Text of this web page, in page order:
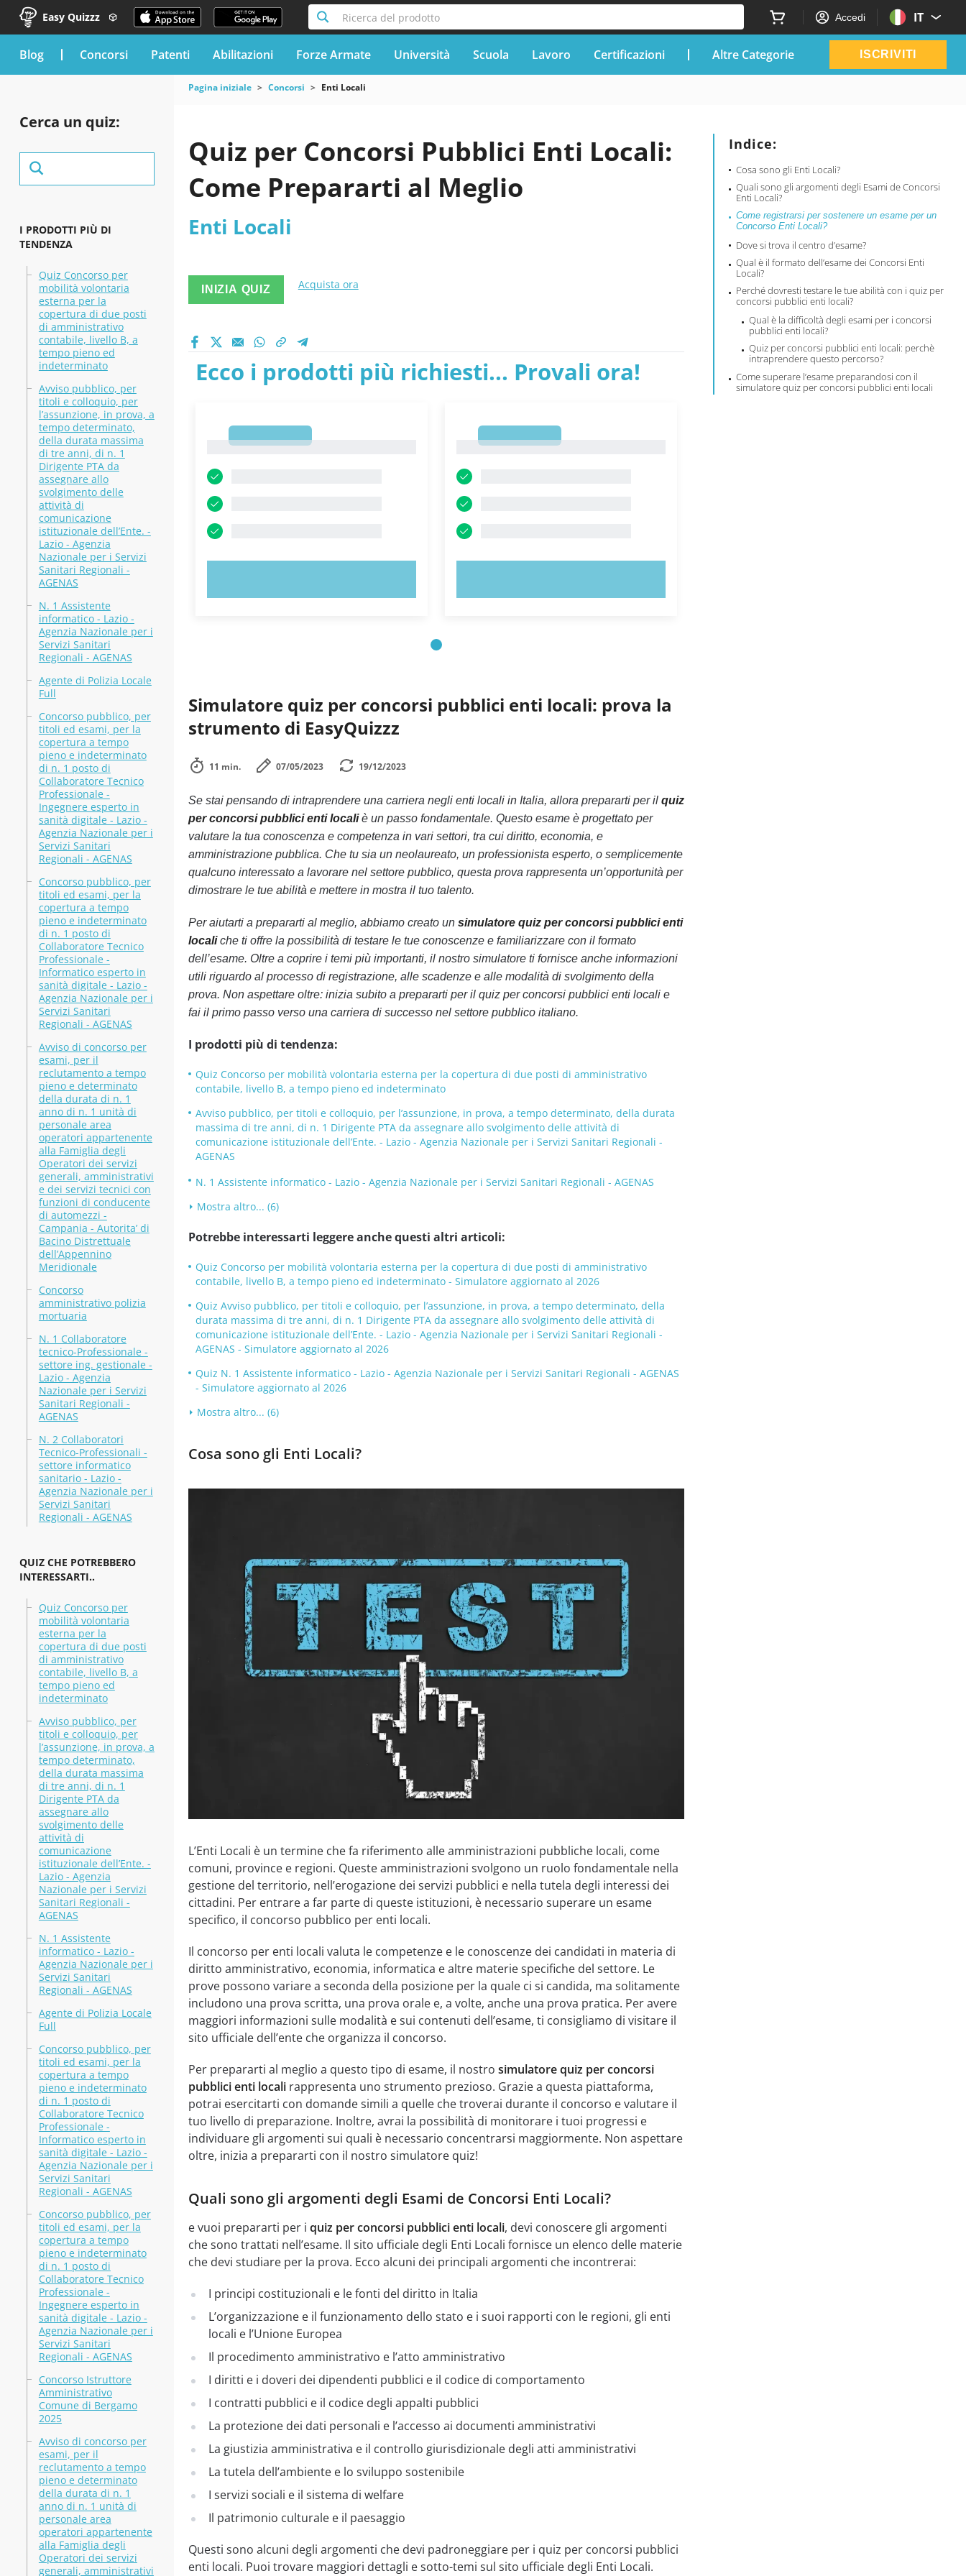
Easy Quizzz Ricerca del prodotto Accedi IT
blog Concorsi Patenti Abilitazioni Forze Armate Università Scuola Lavoro Certificazioni Altre Categorie ISCRIVITI
Cerca un quiz:
I PRODOTTI PIÙ DI
TENDENZA
Quiz Concorso per
mobilità volontaria
esterna per la
copertura di due posti
di amministrativo
contabile, livello B, a
tempo pieno ed
indeterminato
Avviso pubblico, per
titoli e colloquio, per
l’assunzione, in prova, a
tempo determinato,
della durata massima
di tre anni, di n. 1
Dirigente PTA da
assegnare allo
svolgimento delle
attività di
comunicazione
istituzionale dell’Ente. -
Lazio - Agenzia
Nazionale per i Servizi
Sanitari Regionali -
AGENAS
N. 1 Assistente
informatico - Lazio -
Agenzia Nazionale per i
Servizi Sanitari
Regionali - AGENAS
Agente di Polizia Locale
Full
Concorso pubblico, per
titoli ed esami, per la
copertura a tempo
pieno e indeterminato
di n. 1 posto di
Collaboratore Tecnico
Professionale -
Ingegnere esperto in
sanità digitale - Lazio -
Agenzia Nazionale per i
Servizi Sanitari
Regionali - AGENAS
Concorso pubblico, per
titoli ed esami, per la
copertura a tempo
pieno e indeterminato
di n. 1 posto di
Collaboratore Tecnico
Professionale -
Informatico esperto in
sanità digitale - Lazio -
Agenzia Nazionale per i
Servizi Sanitari
Regionali - AGENAS
Avviso di concorso per
esami, per il
reclutamento a tempo
pieno e determinato
della durata di n. 1
anno di n. 1 unità di
personale area
operatori appartenente
alla Famiglia degli
Operatori dei servizi
generali, amministrativi
e dei servizi tecnici con
funzioni di conducente
di automezzi -
Campania - Autorita’ di
Bacino Distrettuale
dell’Appennino
Meridionale
Concorso
amministrativo polizia
mortuaria
N. 1 Collaboratore
tecnico-Professionale -
settore ing. gestionale -
Lazio - Agenzia
Nazionale per i Servizi
Sanitari Regionali -
AGENAS
N. 2 Collaboratori
Tecnico-Professionali -
settore informatico
sanitario - Lazio -
Agenzia Nazionale per i
Servizi Sanitari
Regionali - AGENAS
QUIZ CHE POTREBBERO
INTERESSARTI..
Quiz Concorso per
mobilità volontaria
esterna per la
copertura di due posti
di amministrativo
contabile, livello B, a
tempo pieno ed
indeterminato
Avviso pubblico, per
titoli e colloquio, per
l’assunzione, in prova, a
tempo determinato,
della durata massima
di tre anni, di n. 1
Dirigente PTA da
assegnare allo
svolgimento delle
attività di
comunicazione
istituzionale dell’Ente. -
Lazio - Agenzia
Nazionale per i Servizi
Sanitari Regionali -
AGENAS
N. 1 Assistente
informatico - Lazio -
Agenzia Nazionale per i
Servizi Sanitari
Regionali - AGENAS
Agente di Polizia Locale
Full
Concorso pubblico, per
titoli ed esami, per la
copertura a tempo
pieno e indeterminato
di n. 1 posto di
Collaboratore Tecnico
Professionale -
Informatico esperto in
sanità digitale - Lazio -
Agenzia Nazionale per i
Servizi Sanitari
Regionali - AGENAS
Concorso pubblico, per
titoli ed esami, per la
copertura a tempo
pieno e indeterminato
di n. 1 posto di
Collaboratore Tecnico
Professionale -
Ingegnere esperto in
sanità digitale - Lazio -
Agenzia Nazionale per i
Servizi Sanitari
Regionali - AGENAS
Concorso Istruttore
Amministrativo
Comune di Bergamo
2025
Avviso di concorso per
esami, per il
reclutamento a tempo
pieno e determinato
della durata di n. 1
anno di n. 1 unità di
personale area
operatori appartenente
alla Famiglia degli
Operatori dei servizi
generali, amministrativi
Pagina iniziale Concorsi Enti Locali
Indice:
Cosa sono gli Enti Locali?
Quali sono gli argomenti degli Esami de Concorsi
Enti Locali?
Come registrarsi per sostenere un esame per un
Concorso Enti Locali?
Dove si trova il centro d’esame?
Qual è il formato dell’esame dei Concorsi Enti
Locali?
Perché dovresti testare le tue abilità con i quiz per
concorsi pubblici enti locali?
Qual è la difficoltà degli esami per i concorsi
pubblici enti locali?
Quiz per concorsi pubblici enti locali: perchè
intraprendere questo percorso?
Come superare l’esame preparandosi con il
simulatore quiz per concorsi pubblici enti locali
Quiz per Concorsi Pubblici Enti Locali:
Come Prepararti al Meglio
Enti Locali
INIZIA QUIZ Acquista ora
Ecco i prodotti più richiesti... Provali ora!
Simulatore quiz per concorsi pubblici enti locali: prova la
strumento di EasyQuizzz
11 min. 07/05/2023 19/12/2023
Se stai pensando di intraprendere una carriera negli enti locali in Italia, allora prepararti per il quiz
per concorsi pubblici enti localiè un passo fondamentale. Questo esame è progettato per
valutare la tua conoscenza e competenza in vari settori, tra cui diritto, economia, e
amministrazione pubblica. Che tu sia un neolaureato, un professionista esperto, o semplicemente
qualcuno interessato a lavorare nel settore pubblico, questa prova rappresenta un’opportunità per
dimostrare le tue abilità e mettere in mostra il tuo talento.
Per aiutarti a prepararti al meglio, abbiamo creato un simulatore quiz per concorsi pubblici enti
localiche ti offre la possibilità di testare le tue conoscenze e familiarizzare con il formato
dell’esame. Oltre a coprire i temi più importanti, il nostro simulatore ti fornisce anche informazioni
utili riguardo al processo di registrazione, alle scadenze e alle modalità di svolgimento della
prova. Non aspettare oltre: inizia subito a prepararti per il quiz per concorsi pubblici enti locali e
fai il primo passo verso una carriera di successo nel settore pubblico italiano.
I prodotti più di tendenza:
Quiz Concorso per mobilità volontaria esterna per la copertura di due posti di amministrativo
contabile, livello B, a tempo pieno ed indeterminato
Avviso pubblico, per titoli e colloquio, per l’assunzione, in prova, a tempo determinato, della durata
massima di tre anni, di n. 1 Dirigente PTA da assegnare allo svolgimento delle attività di
comunicazione istituzionale dell’Ente. - Lazio - Agenzia Nazionale per i Servizi Sanitari Regionali -
AGENAS
N. 1 Assistente informatico - Lazio - Agenzia Nazionale per i Servizi Sanitari Regionali - AGENAS
Mostra altro... (6)
Potrebbe interessarti leggere anche questi altri articoli:
Quiz Concorso per mobilità volontaria esterna per la copertura di due posti di amministrativo
contabile, livello B, a tempo pieno ed indeterminato - Simulatore aggiornato al 2026
Quiz Avviso pubblico, per titoli e colloquio, per l’assunzione, in prova, a tempo determinato, della
durata massima di tre anni, di n. 1 Dirigente PTA da assegnare allo svolgimento delle attività di
comunicazione istituzionale dell’Ente. - Lazio - Agenzia Nazionale per i Servizi Sanitari Regionali -
AGENAS - Simulatore aggiornato al 2026
Quiz N. 1 Assistente informatico - Lazio - Agenzia Nazionale per i Servizi Sanitari Regionali - AGENAS
- Simulatore aggiornato al 2026
Mostra altro... (6)
Cosa sono gli Enti Locali?
L’Enti Locali è un termine che fa riferimento alle amministrazioni pubbliche locali, come
comuni, province e regioni. Queste amministrazioni svolgono un ruolo fondamentale nella
gestione del territorio, nell’erogazione dei servizi pubblici e nella tutela degli interessi dei
cittadini. Per entrare a far parte di queste istituzioni, è necessario superare un esame
specifico, il concorso pubblico per enti locali.
Il concorso per enti locali valuta le competenze e le conoscenze dei candidati in materia di
diritto amministrativo, economia, informatica e altre materie specifiche del settore. Le
prove possono variare a seconda della posizione per la quale ci si candida, ma solitamente
includono una prova scritta, una prova orale e, a volte, anche una prova pratica. Per avere
maggiori informazioni sulle modalità e sui contenuti dell’esame, ti consigliamo di visitare il
sito ufficiale dell’ente che organizza il concorso.
Per prepararti al meglio a questo tipo di esame, il nostro simulatore quiz per concorsi
pubblici enti localirappresenta uno strumento prezioso. Grazie a questa piattaforma,
potrai esercitarti con domande simili a quelle che troverai durante il concorso e valutare il
tuo livello di preparazione. Inoltre, avrai la possibilità di monitorare i tuoi progressi e
individuare gli argomenti sui quali è necessario concentrarsi maggiormente. Non aspettare
oltre, inizia a prepararti con il nostro simulatore quiz!
Quali sono gli argomenti degli Esami de Concorsi Enti Locali?
e vuoi prepararti per i quiz per concorsi pubblici enti locali, devi conoscere gli argomenti
che sono trattati nell’esame. Il sito ufficiale degli Enti Locali fornisce un elenco delle materie
che devi studiare per la prova. Ecco alcuni dei principali argomenti che incontrerai:
I principi costituzionali e le fonti del diritto in Italia
L’organizzazione e il funzionamento dello stato e i suoi rapporti con le regioni, gli enti
locali e l’Unione Europea
Il procedimento amministrativo e l’atto amministrativo
I diritti e i doveri dei dipendenti pubblici e il codice di comportamento
I contratti pubblici e il codice degli appalti pubblici
La protezione dei dati personali e l’accesso ai documenti amministrativi
La giustizia amministrativa e il controllo giurisdizionale degli atti amministrativi
La tutela dell’ambiente e lo sviluppo sostenibile
I servizi sociali e il sistema di welfare
Il patrimonio culturale e il paesaggio
Questi sono alcuni degli argomenti che devi padroneggiare per i quiz per concorsi pubblici
enti locali. Puoi trovare maggiori dettagli e sotto-temi sul sito ufficiale degli Enti Locali.